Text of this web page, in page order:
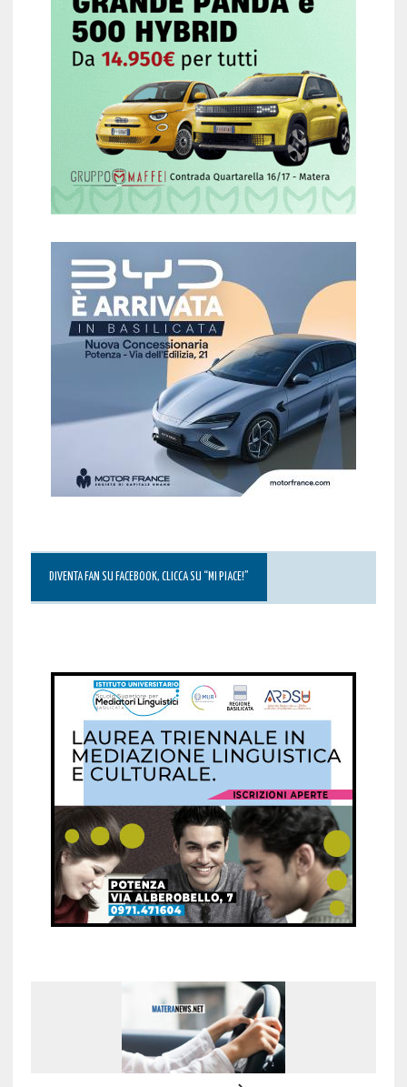
DIVENTA FAN SU FACEBOOK, CLICCA SU “MI PIACE!”